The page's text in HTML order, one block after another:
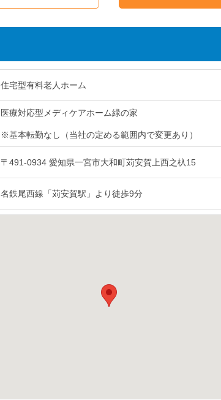
住宅型有料老人ホーム
医療対応型メディケアホーム緑の家
※基本転勤なし（当社の定める範囲内で変更あり）
〒491-0934 愛知県一宮市大和町苅安賀上西之杁15
名鉄尾西線「苅安賀駅」より徒歩9分